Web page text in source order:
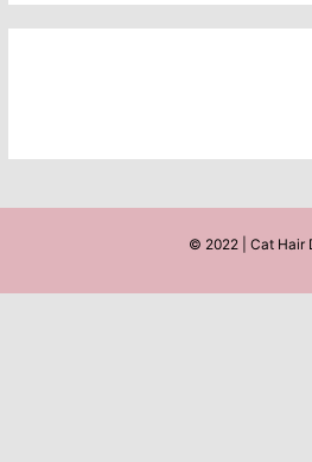
© 2022 | Cat Hair